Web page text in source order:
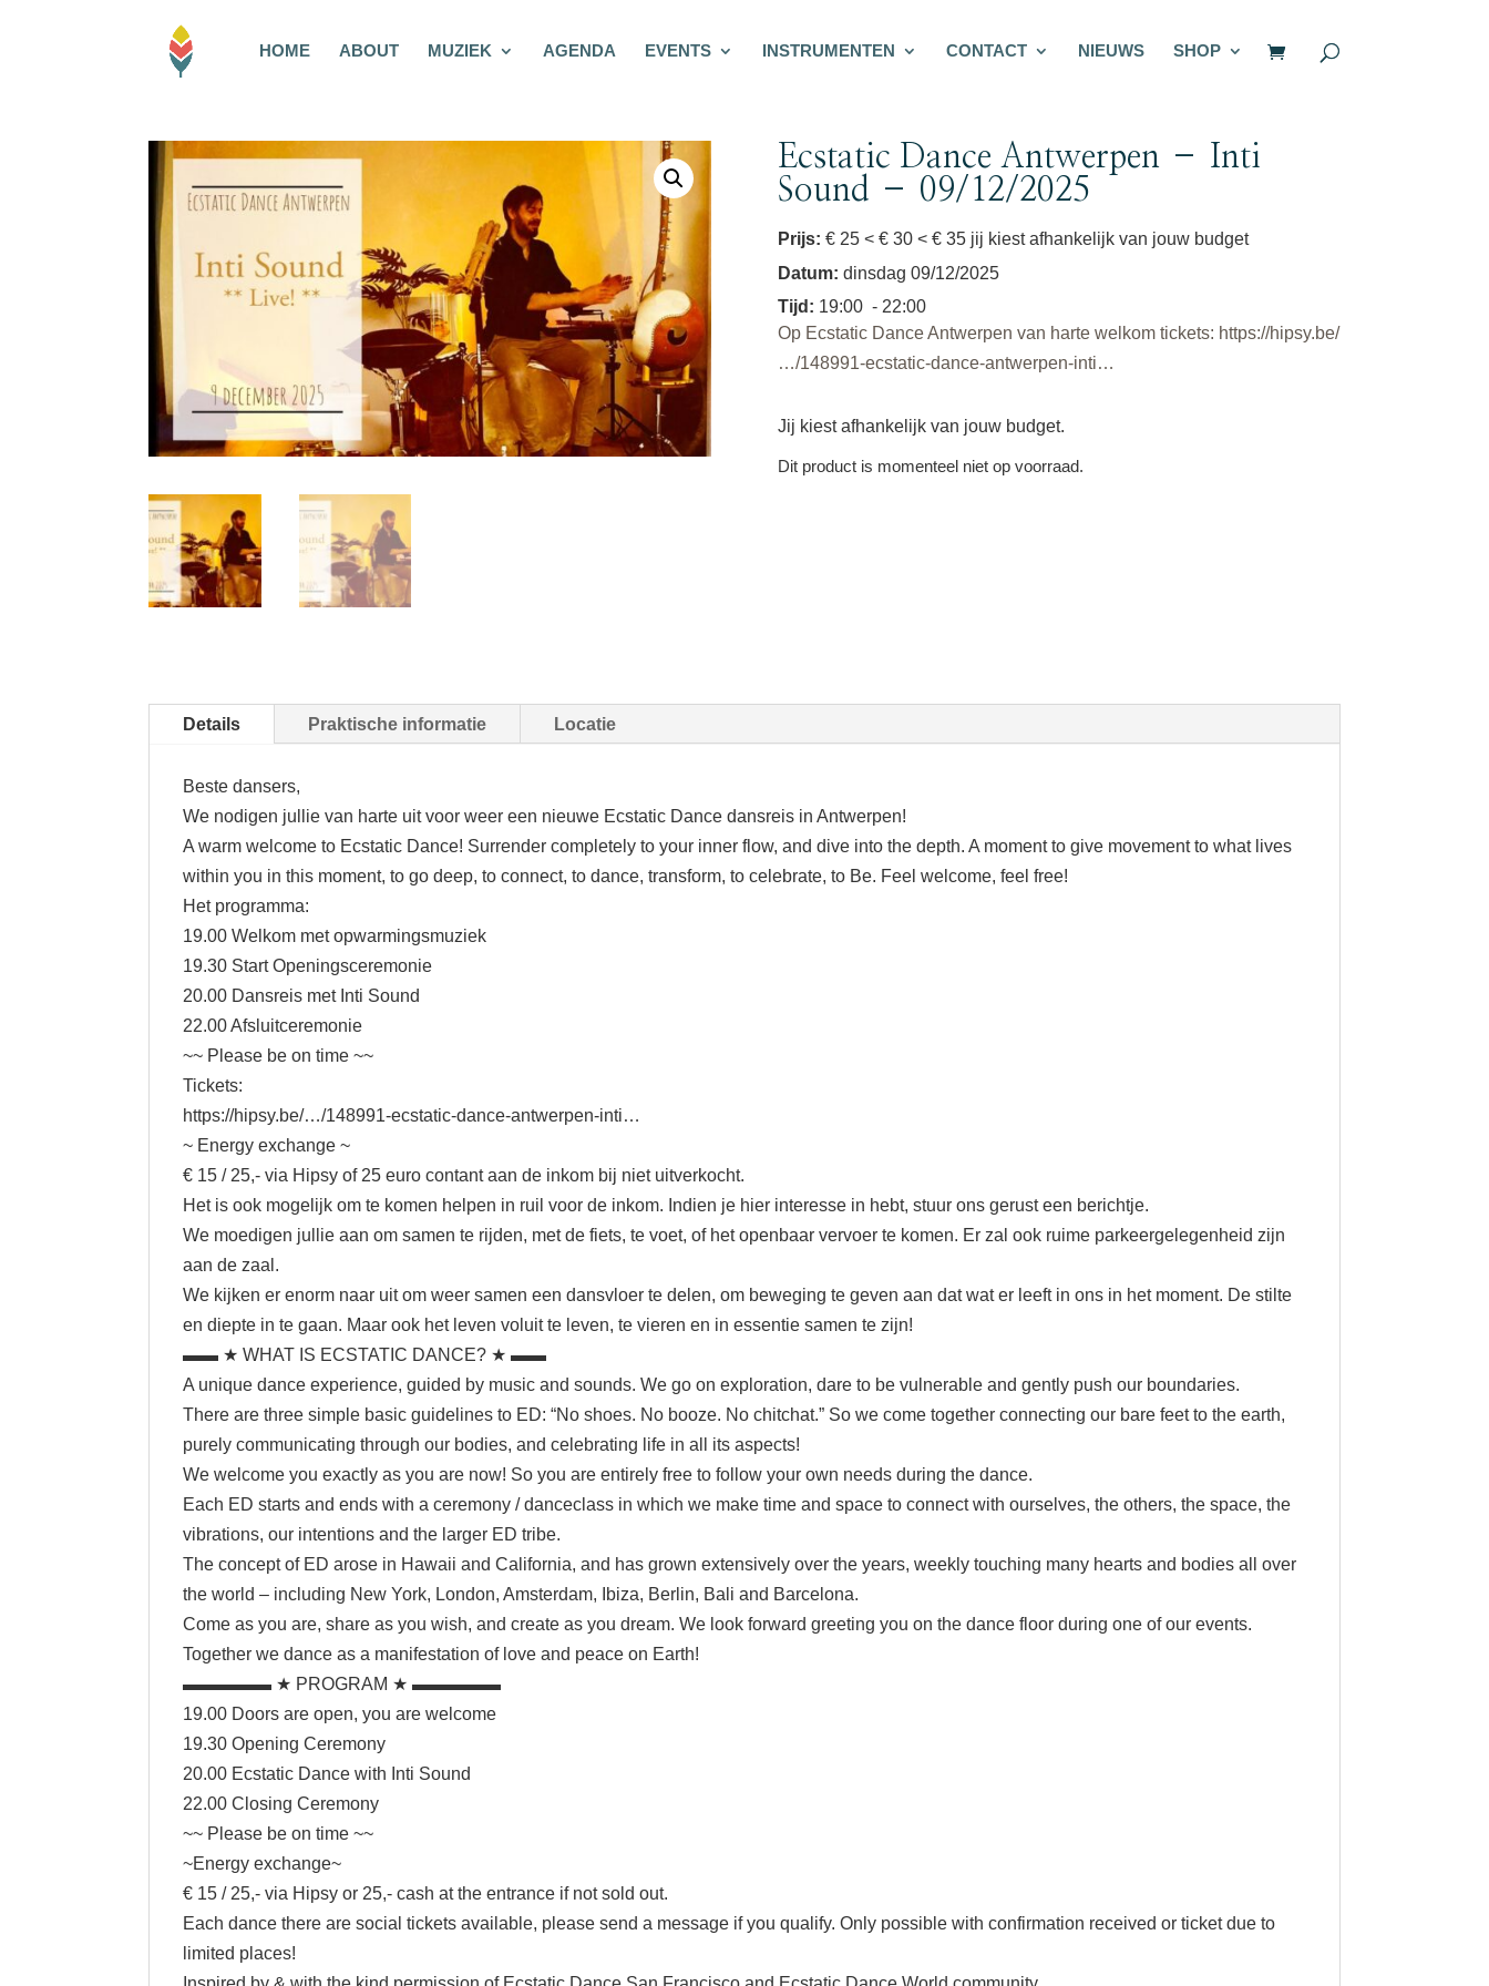
HOME ABOUT MUZIEK AGENDA EVENTS INSTRUMENTEN CONTACT NIEUWS SHOP
Ecstatic Dance Antwerpen – Inti
Sound – 09/12/2025
Prijs: € 25 < € 30 < € 35 jij kiest afhankelijk van jouw budget
Datum: dinsdag 09/12/2025
Tijd : 19:00 - 22:00
Op Ecstatic Dance Antwerpen van harte welkom tickets: https://hipsy.be/
…/148991-ecstatic-dance-antwerpen-inti…
Jij kiest afhankelijk van jouw budget.
Dit product is momenteel niet op voorraad.
Details Praktische informatie Locatie
Beste dansers,
We nodigen jullie van harte uit voor weer een nieuwe Ecstatic Dance dansreis in Antwerpen!
A warm welcome to Ecstatic Dance! Surrender completely to your inner flow, and dive into the depth. A moment to give movement to what lives
within you in this moment, to go deep, to connect, to dance, transform, to celebrate, to Be. Feel welcome, feel free!
Het programma:
19.00 Welkom met opwarmingsmuziek
19.30 Start Openingsceremonie
20.00 Dansreis met Inti Sound
22.00 Afsluitceremonie
~~ Please be on time ~~
Tickets:
https://hipsy.be/…/148991-ecstatic-dance-antwerpen-inti…
~ Energy exchange ~
€ 15 / 25,- via Hipsy of 25 euro contant aan de inkom bij niet uitverkocht.
Het is ook mogelijk om te komen helpen in ruil voor de inkom. Indien je hier interesse in hebt, stuur ons gerust een berichtje.
We moedigen jullie aan om samen te rijden, met de fiets, te voet, of het openbaar vervoer te komen. Er zal ook ruime parkeergelegenheid zijn
aan de zaal.
We kijken er enorm naar uit om weer samen een dansvloer te delen, om beweging te geven aan dat wat er leeft in ons in het moment. De stilte
en diepte in te gaan. Maar ook het leven voluit te leven, te vieren en in essentie samen te zijn!
▬▬ ★ WHAT IS ECSTATIC DANCE? ★ ▬▬
A unique dance experience, guided by music and sounds. We go on exploration, dare to be vulnerable and gently push our boundaries.
There are three simple basic guidelines to ED: “No shoes. No booze. No chitchat.” So we come together connecting our bare feet to the earth,
purely communicating through our bodies, and celebrating life in all its aspects!
We welcome you exactly as you are now! So you are entirely free to follow your own needs during the dance.
Each ED starts and ends with a ceremony / danceclass in which we make time and space to connect with ourselves, the others, the space, the
vibrations, our intentions and the larger ED tribe.
The concept of ED arose in Hawaii and California, and has grown extensively over the years, weekly touching many hearts and bodies all over
the world – including New York, London, Amsterdam, Ibiza, Berlin, Bali and Barcelona.
Come as you are, share as you wish, and create as you dream. We look forward greeting you on the dance floor during one of our events.
Together we dance as a manifestation of love and peace on Earth!
▬▬▬▬▬ ★ PROGRAM ★ ▬▬▬▬▬
19.00 Doors are open, you are welcome
19.30 Opening Ceremony
20.00 Ecstatic Dance with Inti Sound
22.00 Closing Ceremony
~~ Please be on time ~~
~Energy exchange~
€ 15 / 25,- via Hipsy or 25,- cash at the entrance if not sold out.
Each dance there are social tickets available, please send a message if you qualify. Only possible with confirmation received or ticket due to
limited places!